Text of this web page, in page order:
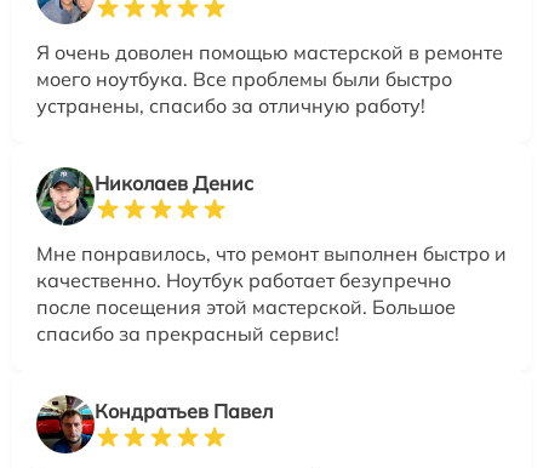
Я очень доволен помощью мастерской в ремонте
моего ноутбука. Все проблемы были быстро
устранены, спасибо за отличную работу!
Николаев Денис
Мне понравилось, что ремонт выполнен быстро и
качественно. Ноутбук работает безупречно
после посещения этой мастерской. Большое
спасибо за прекрасный сервис!
Кондратьев Павел